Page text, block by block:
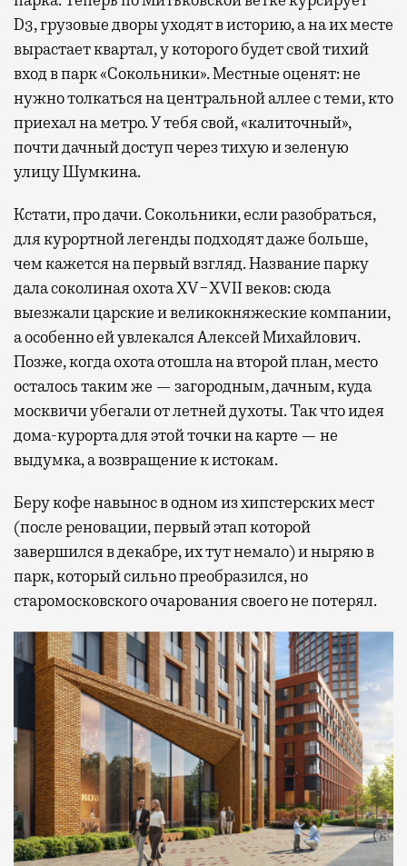
D3, грузовые дворы уходят в историю, а на их месте
вырастает квартал, у которого будет свой тихий
вход в парк «Сокольники». Местные оценят: не
нужно толкаться на центральной аллее с теми, кто
приехал на метро. У тебя свой, «калиточный»,
почти дачный доступ через тихую и зеленую
улицу Шумкина.
Кстати, про дачи. Сокольники, если разобраться,
для курортной легенды подходят даже больше,
чем кажется на первый взгляд. Название парку
дала соколиная охота XV−XVII веков: сюда
выезжали царские и великокняжеские компании,
а особенно ей увлекался Алексей Михайлович.
Позже, когда охота отошла на второй план, место
осталось таким же — загородным, дачным, куда
москвичи убегали от летней духоты. Так что идея
дома-курорта для этой точки на карте — не
выдумка, а возвращение к истокам.
Беру кофе навынос в одном из хипстерских мест
(после реновации, первый этап которой
завершился в декабре, их тут немало) и ныряю в
парк, который сильно преобразился, но
старомосковского очарования своего не потерял.